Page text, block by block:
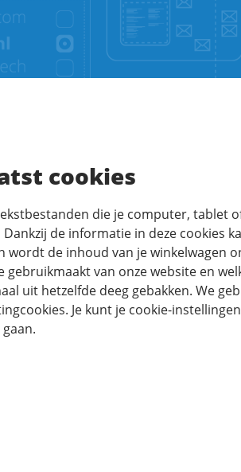
cookies
die je computer, tablet
Dankzij de informatie in deze cookies
wordt de inhoud van je winkelwagen
gebruikmaakt van onze website en
uit hetzelfde deeg gebakken. We
Je kunt je cookie-